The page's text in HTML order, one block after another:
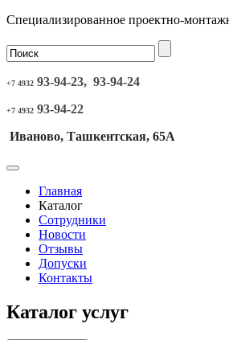
Специализированное проектно-
+7 4932 93-94-23, 93-94-24
+7 4932 93-94-22
Иваново, Ташкентская, 65А
Главная
Каталог
Сотрудники
Новости
Отзывы
Допуски
Контакты
Каталог услуг